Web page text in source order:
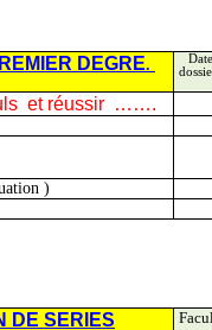
DEGRE.
etréussir …….
)
DE SERIES